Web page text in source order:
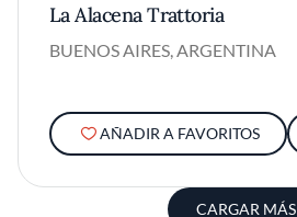
La Alacena Trattoria
BUENOS AIRES, ARGENTINA
AÑADIR A FAVORITOS
CARGAR MÁS